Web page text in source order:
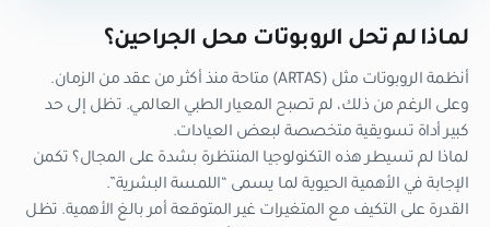
لماذا لم تحل الروبوتات محل الجراحين؟
أنظمة الروبوتات مثل (ARTAS) متاحة منذ أكثر من عقد من الزمان.
وعلى الرغم من ذلك، لم تصبح المعيار الطبي العالمي. تظل إلى حد
كبير أداة تسويقية متخصصة لبعض العيادات.
لماذا لم تسيطر هذه التكنولوجيا المنتظرة بشدة على المجال؟ تكمن
الإجابة في الأهمية الحيوية لما يسمى “اللمسة البشرية”.
القدرة على التكيف مع المتغيرات غير المتوقعة أمر بالغ الأهمية. تظل